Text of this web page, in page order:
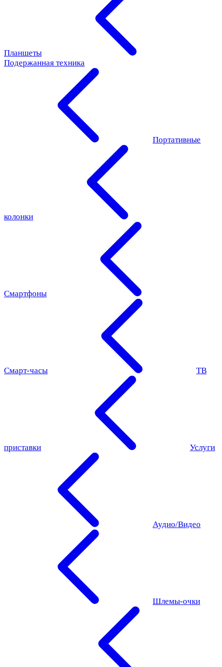
Планшеты
Подержанная техника
Портативные
колонки
Смартфоны
Смарт-часы ТВ
приставки Услуги
Аудио/Видео
Шлемы-очки